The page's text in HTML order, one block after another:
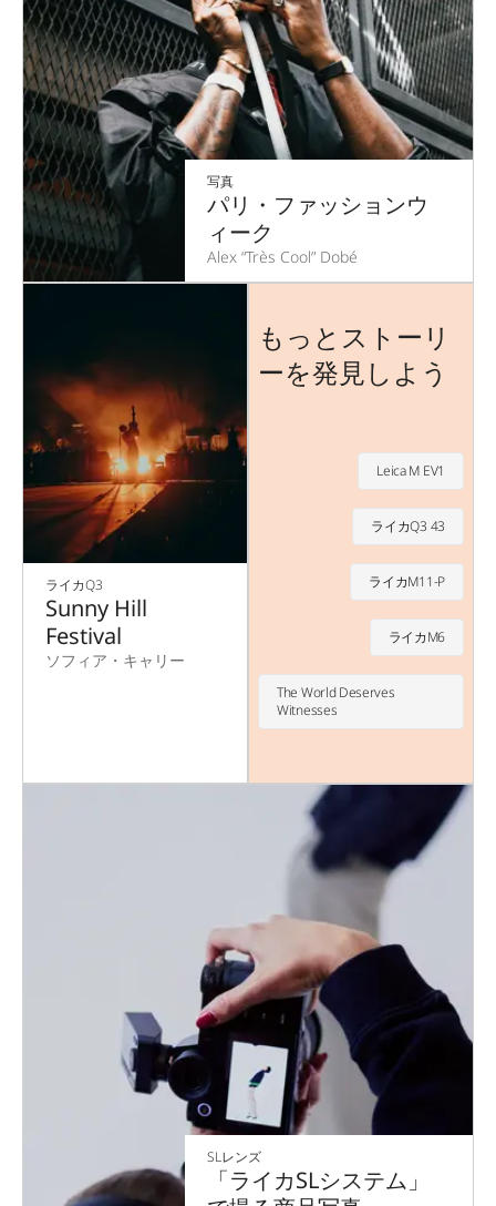
写真
パリ・ファッションウ
ィーク
Alex “Très Cool” Dobé
ライカQ3
Sunny Hill
Festival
ソフィア・キャリー
もっとストーリ
ーを発見しよう
Leica M EV1
ライカQ3 43
ライカM11-P
ライカM6
The World Deserves
Witnesses
SLレンズ
「ライカSLシステム」